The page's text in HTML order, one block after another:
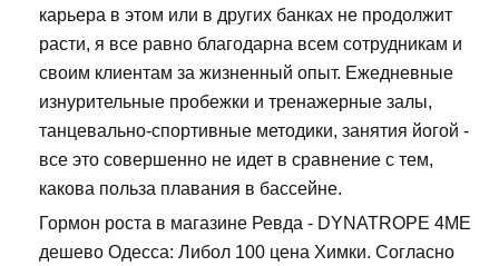
карьера в этом или в других банках не продолжит
расти, я все равно благодарна всем сотрудникам и
своим клиентам за жизненный опыт. Ежедневные
изнурительные пробежки и тренажерные залы,
танцевально-спортивные методики, занятия йогой -
все это совершенно не идет в сравнение с тем,
какова польза плавания в бассейне.
Гормон роста в магазине Ревда - DYNATROPE 4ME
дешево Одесса: Либол 100 цена Химки. Согласно